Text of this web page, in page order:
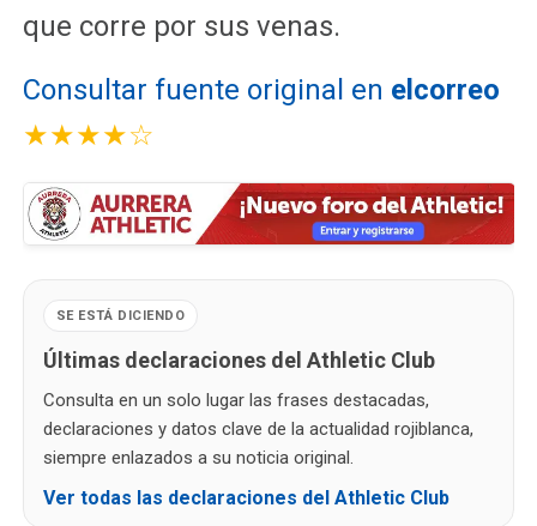
que corre por sus venas.
Consultar fuente original en elcorreo
★★★★☆
SE ESTÁ DICIENDO
Últimas declaraciones del Athletic Club
Consulta en un solo lugar las frases destacadas,
declaraciones y datos clave de la actualidad rojiblanca,
siempre enlazados a su noticia original.
Ver todas las declaraciones del Athletic Club